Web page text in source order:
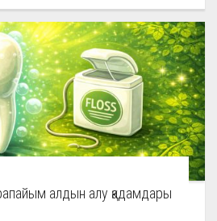
алдын алу қадамдары